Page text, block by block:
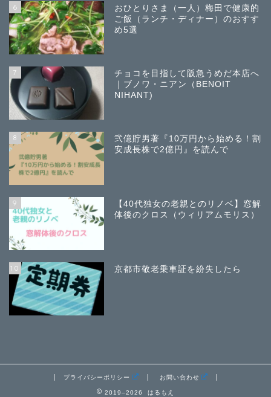
6
おひとりさま（一人）梅田で健康的
ご飯（ランチ・ディナー）のおすす
め5選
7
チョコを目指して阪急うめだ本店へ
｜ブノワ・ニアン（BENOIT
NIHANT)
8
弐億貯男著『10万円から始める！割
安成長株で2億円』を読んで
9
【40代独女の老親とのリノベ】窓解
体後のクロス（ウィリアムモリス）
10 京都市敬老乗車証を紛失したら
プライバシーポリシー お問い合わせ
2019–2026 はるもえ